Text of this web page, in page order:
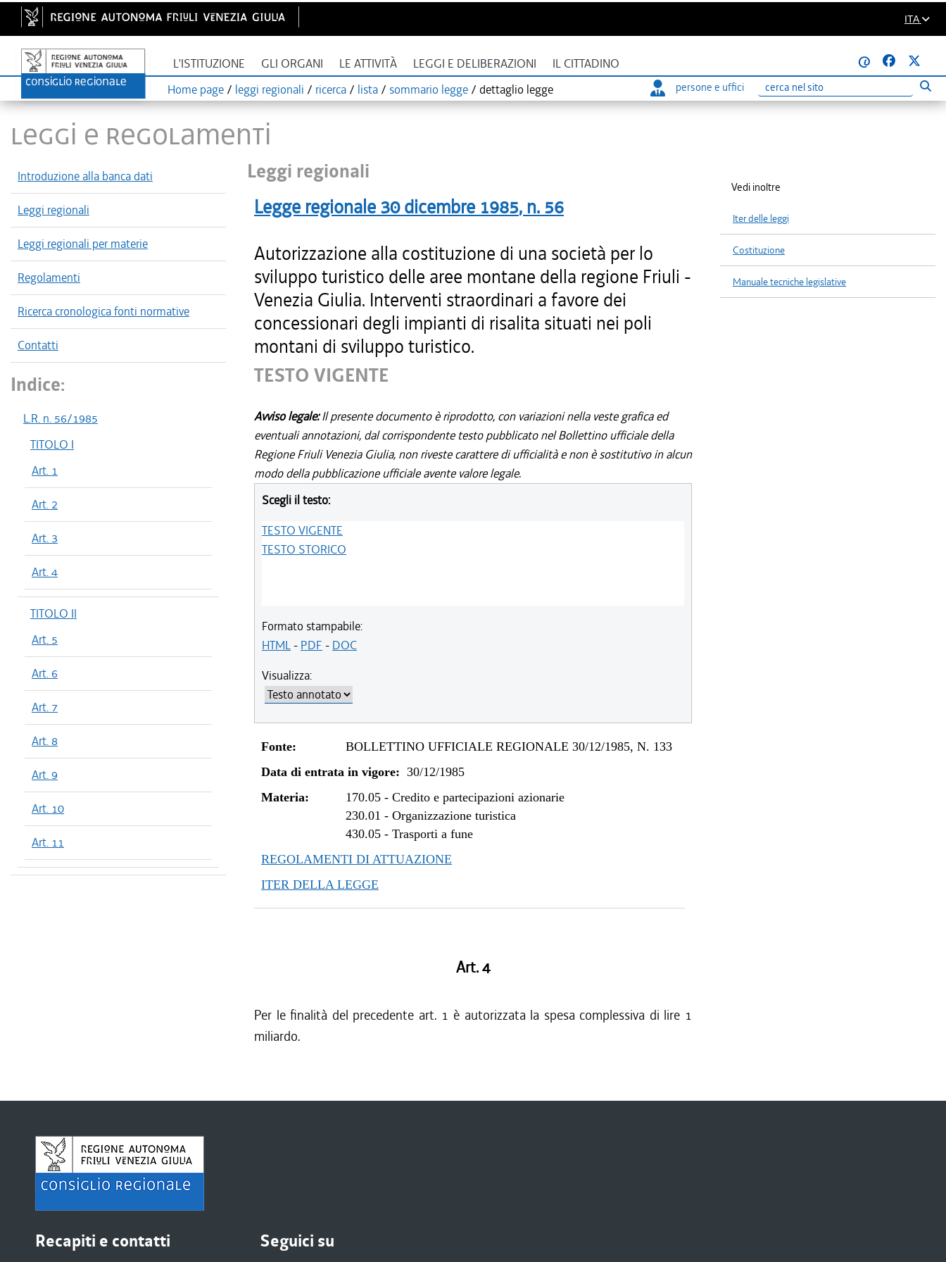
ITA
L'ISTITUZIONE GLI ORGANI LE ATTIVITÀ LEGGI E DELIBERAZIONI IL CITTADINO
@
Home page / leggi regionali / ricerca / lista / sommario legge / dettaglio legge persone e uffici
Ricerca
LEGGI E REGOLAMENTI
Introduzione alla banca dati
Leggi regionali
Leggi regionali per materie
Regolamenti
Ricerca cronologica fonti normative
Contatti
Indice:
L.R. n. 56/1985
TITOLO I
Art. 1
Art. 2
Art. 3
Art. 4
TITOLO II
Art. 5
Art. 6
Art. 7
Art. 8
Art. 9
Art. 10
Art. 11
Leggi regionali
Legge regionale 30 dicembre 1985, n. 56
Autorizzazione alla costituzione di una società per lo
sviluppo turistico delle aree montane della regione Friuli -
Venezia Giulia. Interventi straordinari a favore dei
concessionari degli impianti di risalita situati nei poli
montani di sviluppo turistico.
TESTO VIGENTE
Avviso legale:Il presente documento è riprodotto, con variazioni nella veste grafica ed
eventuali annotazioni, dal corrispondente testo pubblicato nel Bollettino ufficiale della
Regione Friuli Venezia Giulia, non riveste carattere di ufficialità e non è sostitutivo in alcun
modo della pubblicazione ufficiale avente valore legale.
Scegli il testo:
TESTO VIGENTE
TESTO STORICO
Formato stampabile:
HTML- PDF - DOC
Visualizza:
Fonte:
BOLLETTINO UFFICIALE REGIONALE 30/12/1985, N. 133
Data di entrata in vigore: 30/12/1985
Materia:
170.05 -Credito e partecipazioni azionarie
230.01 -Organizzazione turistica
430.05 -Trasporti a fune
REGOLAMENTI DI ATTUAZIONE
ITER DELLA LEGGE
Art. 4
Per le finalità del precedente art. 1 è autorizzata la spesa complessiva di lire 1
miliardo.
Vedi inoltre
Iter delle leggi
Costituzione
Manuale tecniche legislative
Recapiti e contatti Seguici su